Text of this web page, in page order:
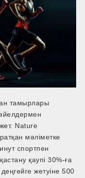
тамырлары
Nature
мәліметке
спортпен
қаупі 30%-ға
жетуіне 500